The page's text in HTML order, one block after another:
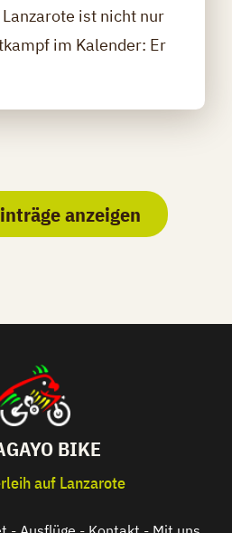
ist nicht nur
im Kalender: Er
anzeigen
BIKE
auf Lanzarote